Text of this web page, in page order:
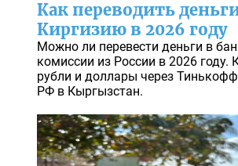
Как переводить
Киргизию в 2026 году
Можно ли перевести деньги в
комиссии из России в 2026 году.
рубли и доллары через
РФ в Кыргызстан.